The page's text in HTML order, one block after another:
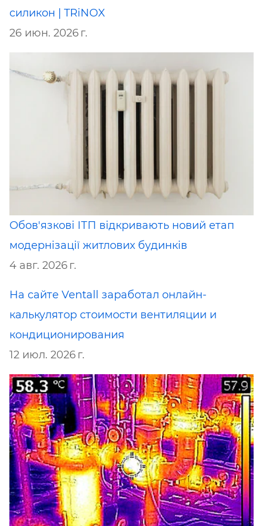
силикон | TRiNOX
26 июн. 2026 г.
Обов'язкові ІТП відкривають новий етап
модернізації житлових будинків
4 авг. 2026 г.
На сайте Ventall заработал онлайн-
калькулятор стоимости вентиляции и
кондиционирования
12 июл. 2026 г.